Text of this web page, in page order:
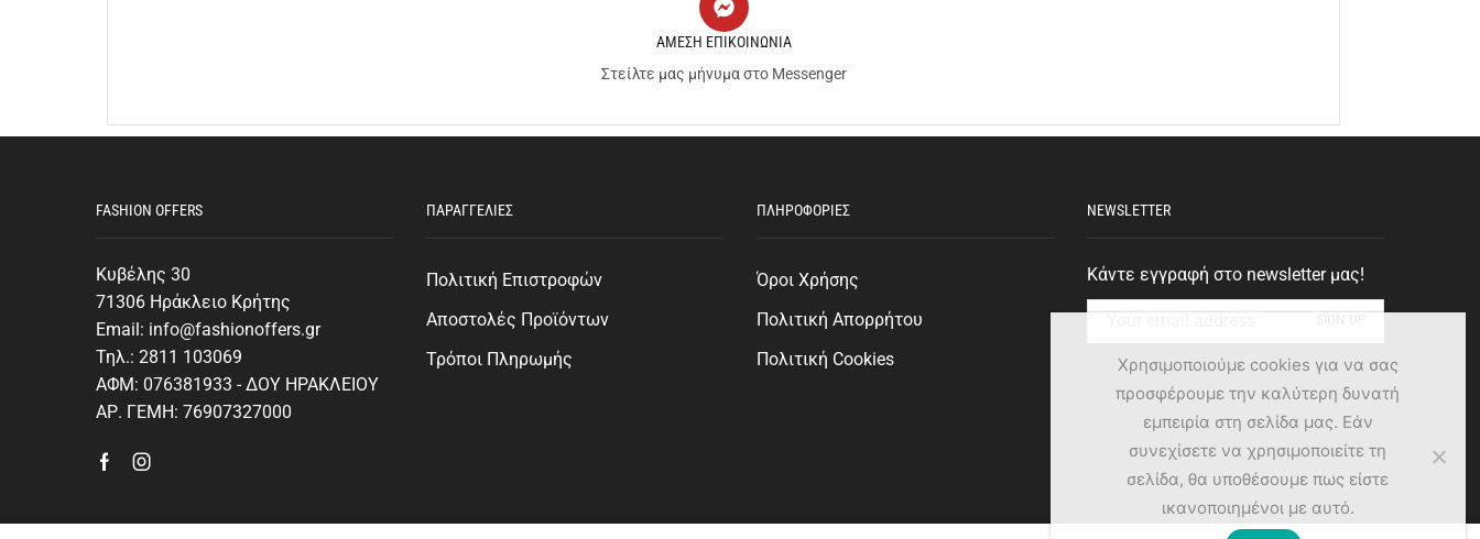
ΑΜΕΣΗ ΕΠΙΚΟΙΝΩΝΙΑ
Στείλτε μας μήνυμα στο Messenger
FASHION OFFERS
Κυβέλης 30
71306 Ηράκλειο Κρήτης
Email: info@fashionoffers.gr
Τηλ.: 2811 103069
ΑΦΜ: 076381933 - ΔΟΥ ΗΡΑΚΛΕΙΟΥ
ΑΡ. ΓΕΜΗ: 76907327000
ΠΑΡΑΓΓΕΛΙΕΣ
Πολιτική Επιστροφών
Αποστολές Προϊόντων
Τρόποι Πληρωμής
ΠΛΗΡΟΦΟΡΙΕΣ
Όροι Χρήσης
Πολιτική Απορρήτου
Πολιτική Cookies
NEWSLETTER
Κάντε εγγραφή στο newsletter μας!
Χρησιμοποιούμε cookies για να σας
προσφέρουμε την καλύτερη δυνατή
εμπειρία στη σελίδα μας. Εάν
συνεχίσετε να χρησιμοποιείτε τη
σελίδα, θα υποθέσουμε πως είστε
ικανοποιημένοι με αυτό.